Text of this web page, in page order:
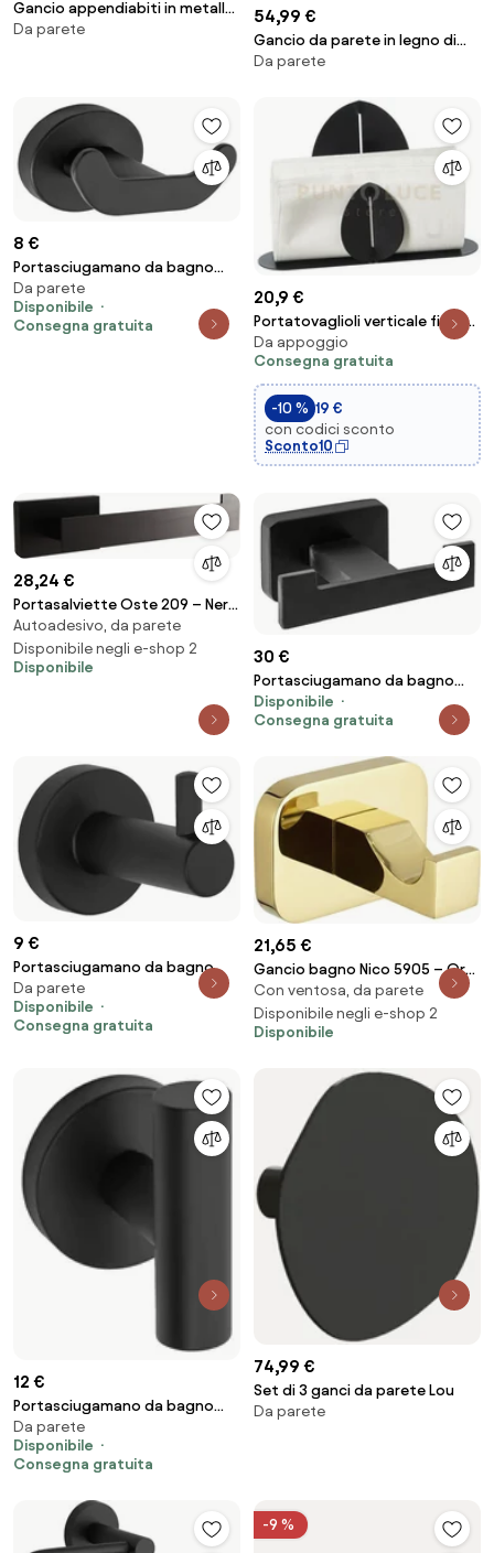
Gancio appendiabiti in metallo
Forga, 2 pz
Da parete
54,99 €
Gancio da parete in legno di
noce Umbrella, in diverse
Da parete
8 €
Portasciugamano da bagno
Black 322184 TIL
Da parete
Disponibile
Consegna gratuita
20,9 €
Portatovaglioli verticale ficus
nero
Da appoggio
Consegna gratuita
-10 % 19 €
con codici sconto
Sconto10
28,24 €
Portasalviette Oste 209 – Nero
– 19 cm
Autoadesivo, da parete
Disponibile negli e-shop 2
Disponibile
30 €
Portasciugamano da bagno
Black 332920 OSTE 03
Disponibile
Consegna gratuita
9 €
Portasciugamano da bagno
Black 322210 TOM
Da parete
Disponibile
Consegna gratuita
21,65 €
Gancio bagno Nico 5905 – Oro
Lucido
Con ventosa, da parete
Disponibile negli e-shop 2
Disponibile
12 €
Portasciugamano da bagno
Black 322230C LEO
Da parete
Disponibile
Consegna gratuita
74,99 €
Set di 3 ganci da parete Lou
Da parete
-9 %